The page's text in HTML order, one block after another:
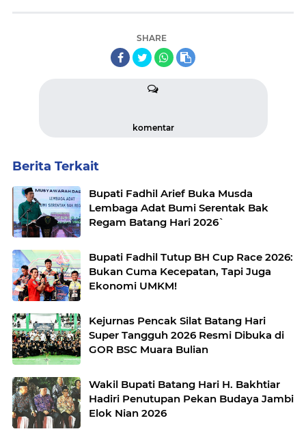
SHARE
komentar
Berita Terkait
Bupati Fadhil Arief Buka Musda
Lembaga Adat Bumi Serentak Bak
Regam Batang Hari 2026`
Bupati Fadhil Tutup BH Cup Race 2026:
Bukan Cuma Kecepatan, Tapi Juga
Ekonomi UMKM!
Kejurnas Pencak Silat Batang Hari
Super Tangguh 2026 Resmi Dibuka di
GOR BSC Muara Bulian
Wakil Bupati Batang Hari H. Bakhtiar
Hadiri Penutupan Pekan Budaya Jambi
Elok Nian 2026